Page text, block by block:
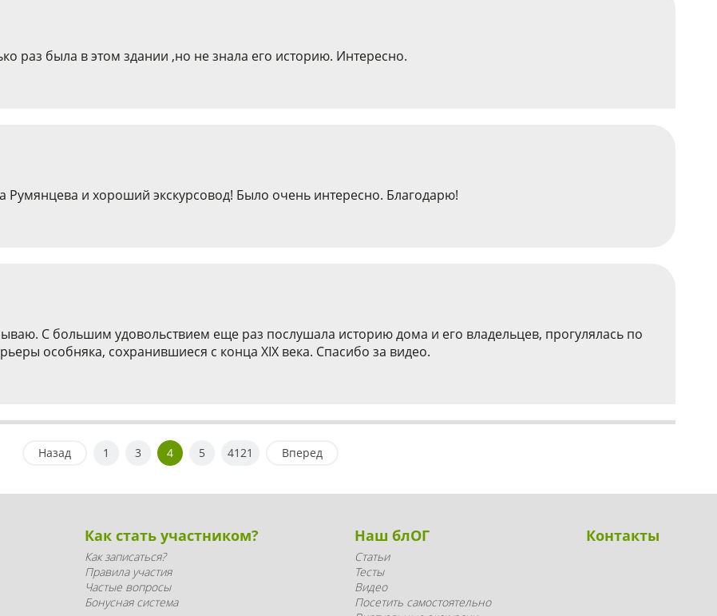
раз была в этом здании ,но не знала его историю. Интересно.
Румянцева и хороший экскурсовод! Было очень интересно. Благодарю!
С большим удовольствием еще раз послушала историю дома и его владельцев, прогулялась по
особняка, сохранившиеся с конца ХIX века. Спасибо за видео.
Назад 1 3 4 5 4121 Вперед
Как стать участником?
Как записаться?
Правила участия
Частые вопросы
Бонусная система
Наш блОГ
Статьи
Тесты
Видео
Посетить самостоятельно
Контакты